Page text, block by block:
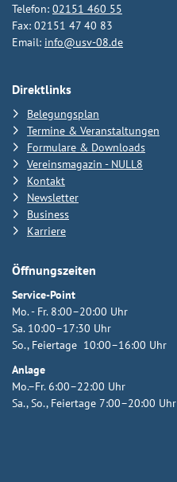
Telefon: 02151 460 55
Fax: 02151 47 40 83
Email: info@usv-08.de
Direktlinks
Belegungsplan
Termine & Veranstaltungen
Formulare & Downloads
Vereinsmagazin - NULL8
Kontakt
Newsletter
Business
Karriere
Öffnungszeiten
Service-Point
Mo. - Fr. 8:00–20:00 Uhr
Sa. 10:00–17:30 Uhr
So., Feiertage 10:00–16:00 Uhr
Anlage
Mo.–Fr. 6:00–22:00 Uhr
Sa., So., Feiertage 7:00–20:00 Uhr